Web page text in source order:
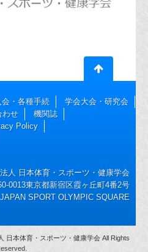
会・各種手続
学会大会・研究会
わせ
機関誌
Policy
人 日本体育・スポーツ・健康学会
0013東京都新宿区霞ヶ丘町4番2号
JAPAN SPORT OLYMPIC SQUARE
日本体育・スポーツ・健康学会 All Rights